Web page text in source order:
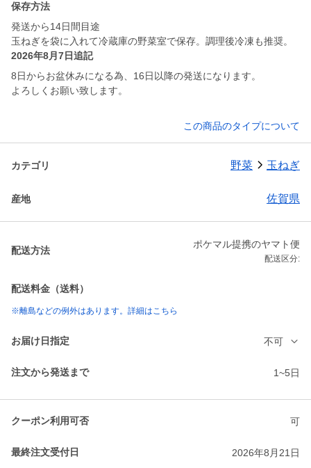
保存方法
発送から14日間目途
玉ねぎを袋に入れて冷蔵庫の野菜室で保存。調理後冷凍も推奨。
2026年8月7日追記
8日からお盆休みになる為、16日以降の発送になります。
よろしくお願い致します。
この商品のタイプについて
カテゴリ 野菜 玉ねぎ
産地 佐賀県
配送方法
ポケマル提携のヤマト便
配送区分:
配送料金（送料）
※離島などの例外はあります。詳細はこちら
お届け日指定 不可
注文から発送まで 1~5日
クーポン利用可否 可
最終注文受付日 2026年8月21日